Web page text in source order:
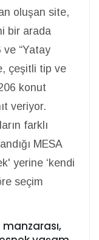
oluşan site,
bir arada
ve “Yatay
çeşitli tip ve
konut
veriyor.
farklı
MESA
yerine ‘kendi
seçim